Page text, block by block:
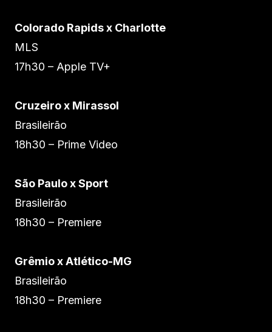
Colorado Rapids x Charlotte
MLS
17h30 – Apple TV+
Cruzeiro x Mirassol
Brasileirão
18h30 – Prime Video
São Paulo x Sport
Brasileirão
18h30 – Premiere
Grêmio x Atlético-MG
Brasileirão
18h30 – Premiere